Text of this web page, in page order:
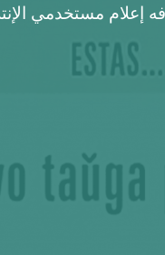
إعلام مستخدمي